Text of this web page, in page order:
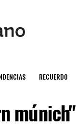
RECUERDO
múnich"